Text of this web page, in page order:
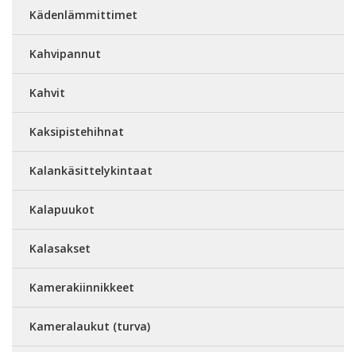
Kädenlämmittimet
Kahvipannut
Kahvit
Kaksipistehihnat
Kalankäsittelykintaat
Kalapuukot
Kalasakset
Kamerakiinnikkeet
Kameralaukut (turva)